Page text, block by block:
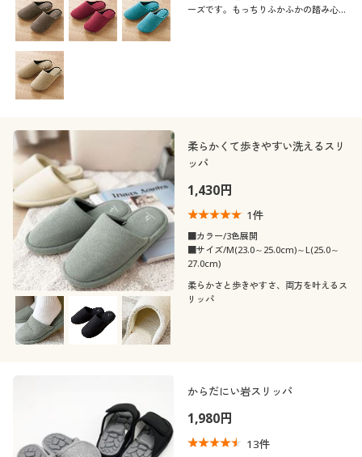
ーズです。もっちりふかふかの踏み心地
柔らかくて歩きやすい洗えるスリ
ッパ
1,430円
1件
■カラー/3色展開
■サイズ/M(23.0～25.0cm)～L(25.0～
27.0cm)
柔らかさと歩きやすさ、両方を叶えるス
リッパ
からだにい岩スリッパ
1,980円
13件